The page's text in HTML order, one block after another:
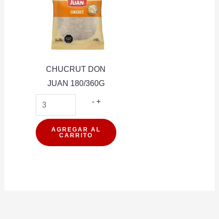
CHUCRUT DON
JUAN 180/360G
- CHUCRUT
JUAN
180/360G
+
AGREGAR AL
CARRITO